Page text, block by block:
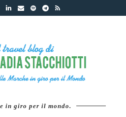
in giro per il mondo.